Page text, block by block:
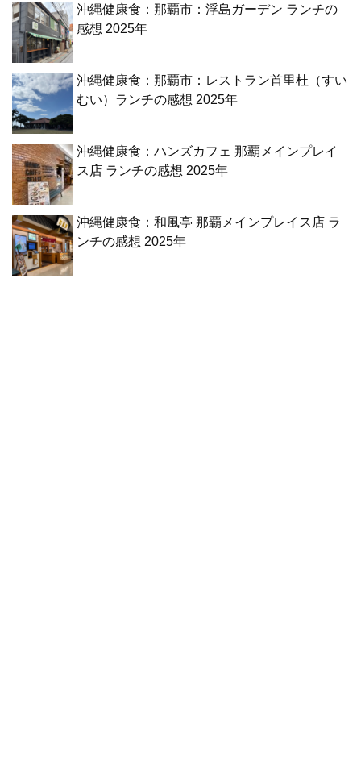
沖縄健康食：那覇市：浮島ガーデン ランチの
感想 2025年
沖縄健康食：那覇市：レストラン首里杜（すい
むい）ランチの感想 2025年
沖縄健康食：ハンズカフェ 那覇メインプレイ
ス店 ランチの感想 2025年
沖縄健康食：和風亭 那覇メインプレイス店 ラ
ンチの感想 2025年